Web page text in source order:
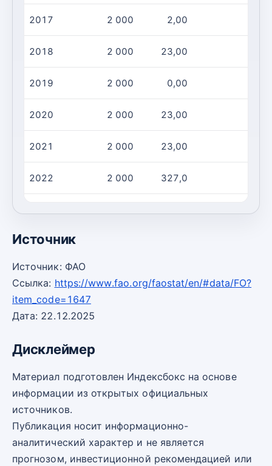
2017 2 000 2,00
2018 2 000 23,00
2019 2 000 0,00
2020 2 000 23,00
2021 2 000 23,00
2022 2 000 327,0
Источник
Источник: ФАО
Ссылка: https://www.fao.org/faostat/en/#data/FO?
item_code=1647
Дата: 22.12.2025
Дисклеймер
Материал подготовлен Индексбокс на основе
информации из открытых официальных
источников.
Публикация носит информационно-
аналитический характер и не является
прогнозом, инвестиционной рекомендацией или